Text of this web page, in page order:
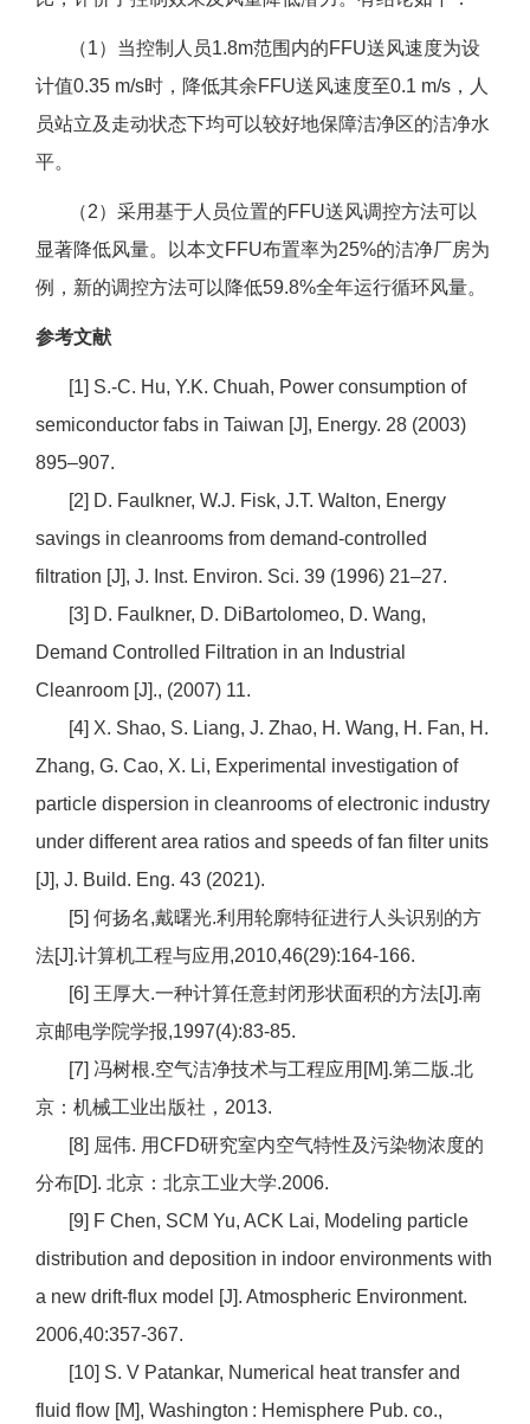
（1）当控制人员1.8m范围内的FFU送风速度为设
计值0.35 m/s时，降低其余FFU送风速度至0.1 m/s，人
员站立及走动状态下均可以较好地保障洁净区的洁净水
平。
（2）采用基于人员位置的FFU送风调控方法可以
显著降低风量。以本文FFU布置率为25%的洁净厂房为
例，新的调控方法可以降低59.8%全年运行循环风量。
参考文献
[1] S.-C. Hu, Y.K. Chuah, Power consumption of
semiconductor fabs in Taiwan [J], Energy. 28 (2003)
895–907.
[2] D. Faulkner, W.J. Fisk, J.T. Walton, Energy
savings in cleanrooms from demand-controlled
filtration [J], J. Inst. Environ. Sci. 39 (1996) 21–27.
[3] D. Faulkner, D. DiBartolomeo, D. Wang,
Demand Controlled Filtration in an Industrial
Cleanroom [J]., (2007) 11.
[4] X. Shao, S. Liang, J. Zhao, H. Wang, H. Fan, H.
Zhang, G. Cao, X. Li, Experimental investigation of
particle dispersion in cleanrooms of electronic industry
under different area ratios and speeds of fan filter units
[J], J. Build. Eng. 43 (2021).
[5] 何扬名,戴曙光.利用轮廓特征进行人头识别的方
法[J].计算机工程与应用,2010,46(29):164-166.
[6] 王厚大.一种计算任意封闭形状面积的方法[J].南
京邮电学院学报,1997(4):83-85.
[7] 冯树根.空气洁净技术与工程应用[M].第二版.北
京：机械工业出版社，2013.
[8] 屈伟. 用CFD研究室内空气特性及污染物浓度的
分布[D]. 北京：北京工业大学.2006.
[9] F Chen, SCM Yu, ACK Lai, Modeling particle
distribution and deposition in indoor environments with
a new drift-flux model [J]. Atmospheric Environment.
2006,40:357-367.
[10] S. V Patankar, Numerical heat transfer and
fluid flow [M], Washington : Hemisphere Pub. co.,